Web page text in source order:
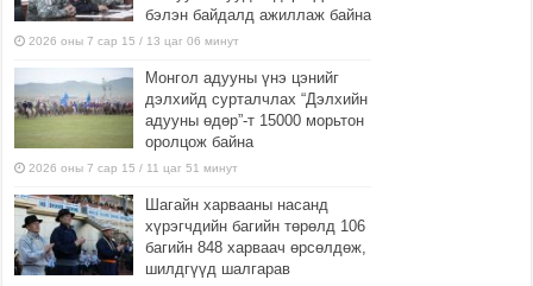
бэлэн байдалд ажиллаж байна
2026 оны 7 сар 15 / 13 цаг 06 минут
Монгол адууны үнэ цэнийг
дэлхийд сурталчлах “Дэлхийн
адууны өдөр”-т 15000 морьтон
оролцож байна
2026 оны 7 сар 15 / 11 цаг 51 минут
Шагайн харвааны насанд
хүрэгчдийн багийн төрөлд 106
багийн 848 харваач өрсөлдөж,
шилдгүүд шалгарав